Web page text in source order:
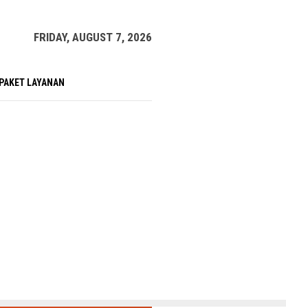
FRIDAY, AUGUST 7, 2026
PAKET LAYANAN